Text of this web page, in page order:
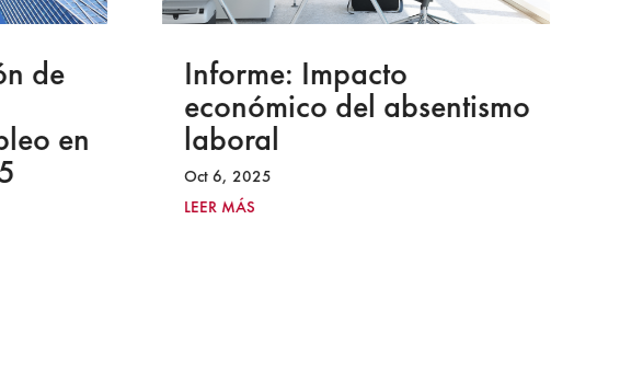
de
en
Informe: Impacto
económico del absentismo
laboral
Oct 6, 2025
LEER MÁS